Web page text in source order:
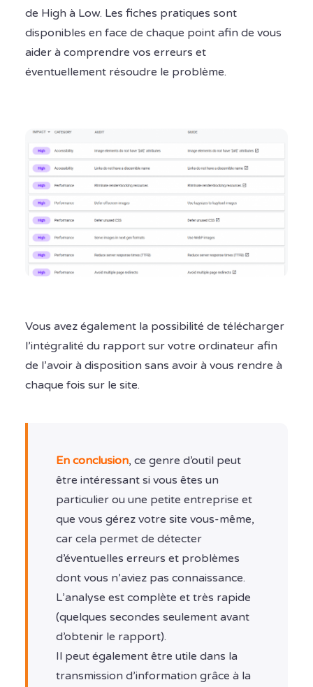
de High à Low. Les fiches pratiques sont
disponibles en face de chaque point afin de vous
aider à comprendre vos erreurs et
éventuellement résoudre le problème.
Vous avez également la possibilité de télécharger
l’intégralité du rapport sur votre ordinateur afin
de l’avoir à disposition sans avoir à vous rendre à
chaque fois sur le site.
En conclusion, ce genre d’outil peut
être intéressant si vous êtes un
particulier ou une petite entreprise et
que vous gérez votre site vous-même,
car cela permet de détecter
d’éventuelles erreurs et problèmes
dont vous n’aviez pas connaissance.
L’analyse est complète et très rapide
(quelques secondes seulement avant
d’obtenir le rapport).
Il peut également être utile dans la
transmission d’information grâce à la